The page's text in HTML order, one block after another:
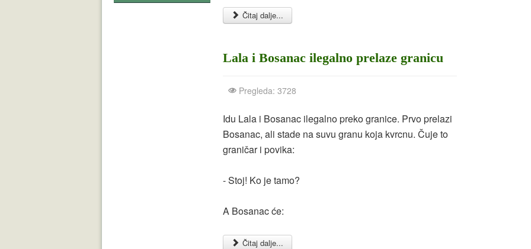
Čitaj dalje...
Lala i Bosanac ilegalno prelaze granicu
Pregleda: 3728
Idu Lala i Bosanac ilegalno preko granice. Prvo prelazi
Bosanac, ali stade na suvu granu koja kvrcnu. Čuje to
graničar i povika:
- Stoj! Ko je tamo?
A Bosanac će:
Čitaj dalje...